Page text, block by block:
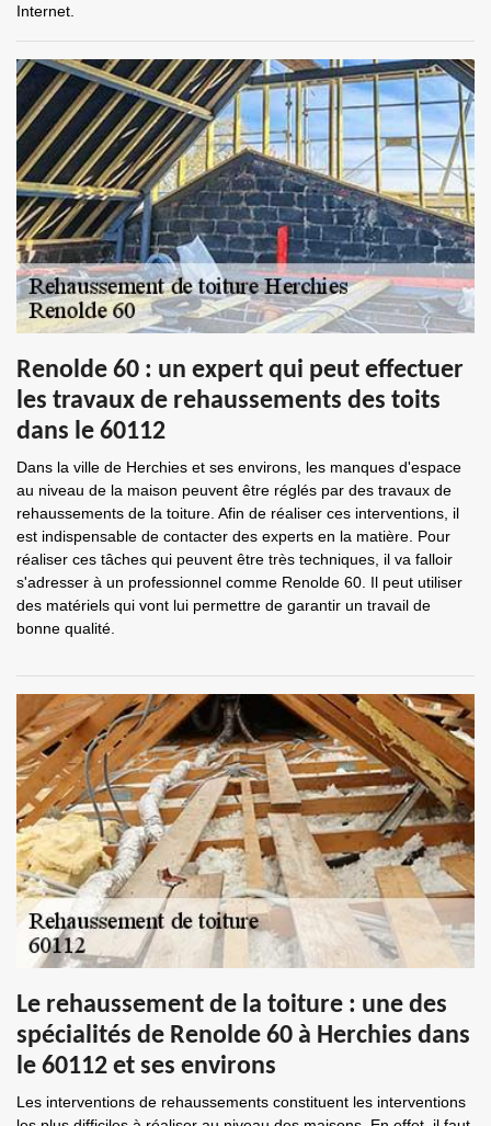
Internet.
Renolde 60 : un expert qui peut effectuer
les travaux de rehaussements des toits
dans le 60112
Dans la ville de Herchies et ses environs, les manques d'espace
au niveau de la maison peuvent être réglés par des travaux de
rehaussements de la toiture. Afin de réaliser ces interventions, il
est indispensable de contacter des experts en la matière. Pour
réaliser ces tâches qui peuvent être très techniques, il va falloir
s'adresser à un professionnel comme Renolde 60. Il peut utiliser
des matériels qui vont lui permettre de garantir un travail de
bonne qualité.
Le rehaussement de la toiture : une des
spécialités de Renolde 60 à Herchies dans
le 60112 et ses environs
Les interventions de rehaussements constituent les interventions